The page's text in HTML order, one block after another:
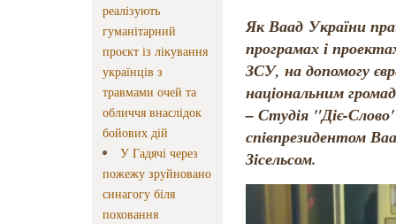
реалізують
гуманітарний
проєкт із лікування
українців з
травмами очей та
обличчя внаслідок
бойових дій
У Гадячі через
пожежу зруйновано
синагогу біля
поховання
Як Ваад України
програмах і
ЗСУ, на допомогу
національним
– Студія "Діє-
співпрезидентом
Зісельсом.